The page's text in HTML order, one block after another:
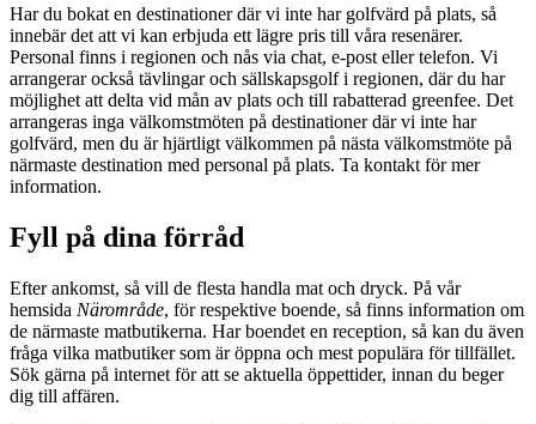
Har du bokat en destinationer där vi inte har golfvärd på plats, så
innebär det att vi kan erbjuda ett lägre pris till våra resenärer.
Personal finns i regionen och nås via chat, e-post eller telefon. Vi
arrangerar också tävlingar och sällskapsgolf i regionen, där du har
möjlighet att delta vid mån av plats och till rabatterad greenfee. Det
arrangeras inga välkomstmöten på destinationer där vi inte har
golfvärd, men du är hjärtligt välkommen på nästa välkomstmöte på
närmaste destination med personal på plats. Ta kontakt för mer
information.
Fyll på dina förråd
Efter ankomst, så vill de flesta handla mat och dryck. På vår
hemsida Närområde, för respektive boende, så finns information om
de närmaste matbutikerna. Har boendet en reception, så kan du även
fråga vilka matbutiker som är öppna och mest populära för tillfället.
Sök gärna på internet för att se aktuella öppettider, innan du beger
dig till affären.